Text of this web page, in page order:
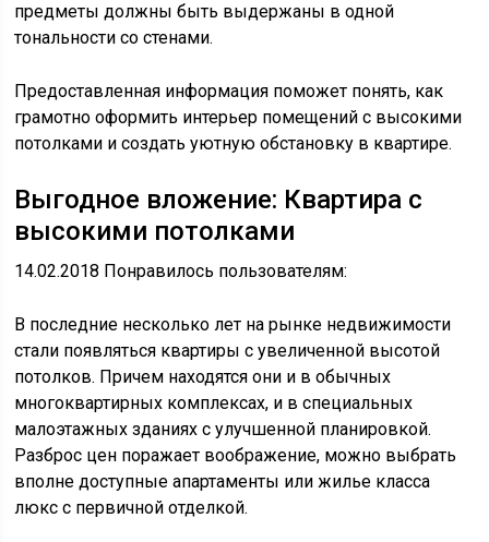
предметы должны быть выдержаны в одной
тональности со стенами.
Предоставленная информация поможет понять, как
грамотно оформить интерьер помещений с высокими
потолками и создать уютную обстановку в квартире.
Выгодное вложение: Квартира с
высокими потолками
14.02.2018 Понравилось пользователям:
В последние несколько лет на рынке недвижимости
стали появляться квартиры с увеличенной высотой
потолков. Причем находятся они и в обычных
многоквартирных комплексах, и в специальных
малоэтажных зданиях с улучшенной планировкой.
Разброс цен поражает воображение, можно выбрать
вполне доступные апартаменты или жилье класса
люкс с первичной отделкой.